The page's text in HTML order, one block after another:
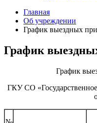
Главная
Об учреждении
График выездных
График
График
ГКУ СО